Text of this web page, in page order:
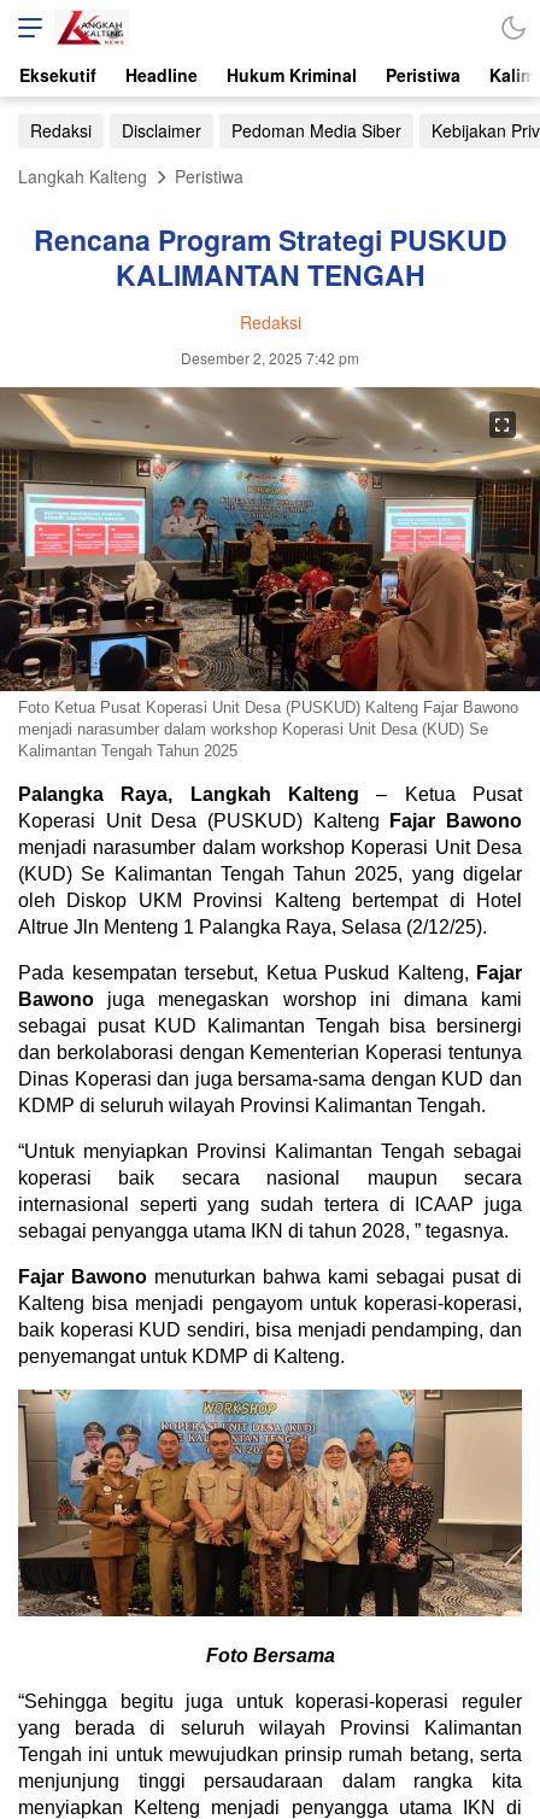
Eksekutif Headline Hukum Kriminal Peristiwa
Redaksi Disclaimer Pedoman Media Siber
Kebijakan
Langkah Kalteng
Peristiwa
Rencana Program Strategi PUSKUD
KALIMANTAN TENGAH
Redaksi
Desember 2, 2025 7:42 pm
Foto Ketua Pusat Koperasi Unit Desa (PUSKUD) Kalteng Fajar Bawono
menjadi narasumber dalam workshop Koperasi Unit Desa (KUD) Se
Kalimantan Tengah Tahun 2025
Palangka Raya, Langkah Kalteng – Ketua Pusat
Koperasi Unit Desa (PUSKUD) Kalteng
Fajar Bawono
menjadi narasumber dalam workshop Koperasi Unit Desa
(KUD) Se Kalimantan Tengah Tahun 2025, yang digelar
oleh Diskop UKM Provinsi Kalteng bertempat di Hotel
Altrue Jln Menteng 1 Palangka Raya, Selasa (2/12/25).
Pada kesempatan tersebut, Ketua Puskud Kalteng, Fajar
Bawono juga menegaskan worshop ini dimana kami
sebagai pusat KUD Kalimantan Tengah bisa bersinergi
dan berkolaborasi dengan Kementerian Koperasi tentunya
Dinas Koperasi dan juga bersama-sama dengan KUD dan
KDMP di seluruh wilayah Provinsi Kalimantan Tengah.
“Untuk menyiapkan Provinsi Kalimantan Tengah sebagai
koperasi baik secara nasional maupun secara
internasional seperti yang sudah tertera di ICAAP juga
sebagai penyangga utama IKN di tahun 2028, ” tegasnya.
Fajar Bawono menuturkan bahwa kami sebagai pusat di
Kalteng bisa menjadi pengayom untuk koperasi-koperasi,
baik koperasi KUD sendiri, bisa menjadi pendamping, dan
penyemangat untuk KDMP di Kalteng.
Foto Bersama
“Sehingga begitu juga untuk koperasi-koperasi reguler
yang berada di seluruh wilayah Provinsi Kalimantan
Tengah ini untuk mewujudkan prinsip rumah betang, serta
menjunjung tinggi persaudaraan dalam rangka kita
menyiapkan Kelteng menjadi penyangga utama IKN di